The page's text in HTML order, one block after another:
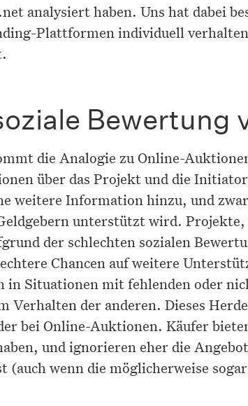
analysiert haben. Uns hat dabei
Plattformen individuell
Bewertung
die Analogie zu Online-
über das Projekt und die
weitere Information hinzu, und
unterstützt wird.
der schlechten sozialen
Chancen auf weitere
in Situationen mit fehlenden oder
Verhalten der anderen. Dieses
bei Online-Auktionen. Käufer
und ignorieren eher die
(auch wenn die möglicherweise